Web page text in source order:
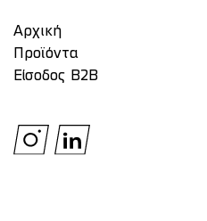
Αρχική
Προϊόντα
Είσοδος Β2Β